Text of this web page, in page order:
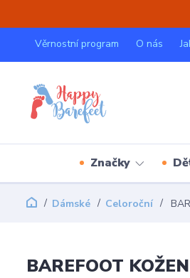
Věrnostní program O nás
Značky
Dámské Celoroční
BAREFOOT